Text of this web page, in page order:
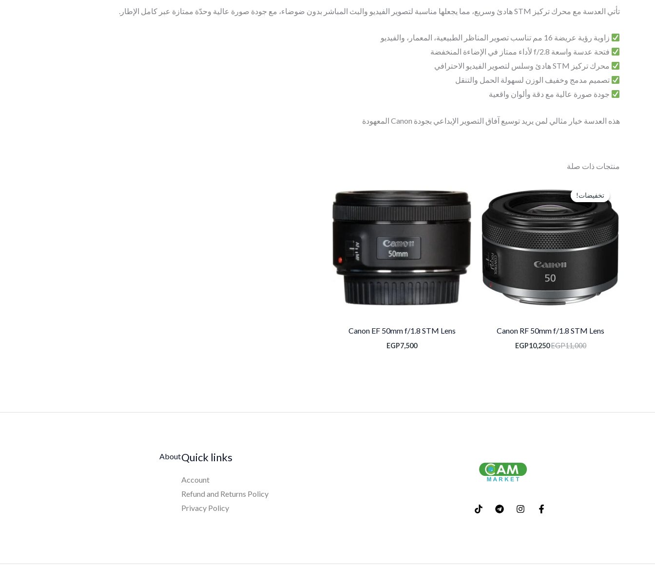
تأتي العدسة مع محرك تركيز STM هادئ وسريع، مما يجعلها مناسبة لتصوير الفيديو والبث المباشر بدون ضوضاء، مع جودة صورة عالية وحدّة ممتازة عبر كامل الإطار.
زاوية رؤية عريضة 16 مم تناسب تصوير المناظر الطبيعية، المعمار، والفيديو
فتحة عدسة واسعة f/2.8 لأداء ممتاز في الإضاءة المنخفضة
محرك تركيز STM هادئ وسلس لتصوير الفيديو الاحترافي
تصميم مدمج وخفيف الوزن لسهولة الحمل والتنقل
جودة صورة عالية مع دقة وألوان واقعية
هذه العدسة خيار مثالي لمن يريد توسيع آفاق التصوير الإبداعي بجودة Canon المعهودة
منتجات ذات صلة
تخفيضات!
تخفيضات!
Canon RF 50mm f/1.8 STM Lens
EGP11,000
الأصلي
هو:
EGP11,000.
EGP10,250
الحالي
هو:
EGP10,250.
Canon EF 50mm f/1.8 STM Lens
EGP7,500
Quick links
Account
Refund and Returns Policy
Privacy Policy
About